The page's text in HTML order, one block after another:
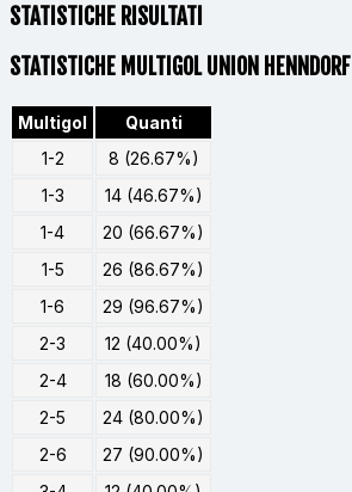
STATISTICHE RISULTATI
STATISTICHE MULTIGOL UNION HENNDORF
Multigol
Quanti
1-2
8 (26.67%)
1-3
14 (46.67%)
1-4
20 (66.67%)
1-5
26 (86.67%)
1-6
29 (96.67%)
2-3
12 (40.00%)
2-4
18 (60.00%)
2-5
24 (80.00%)
2-6
27 (90.00%)